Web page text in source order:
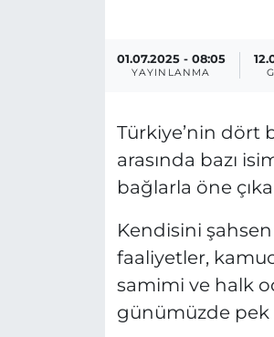
01.07.2025 - 08:05
YAYINLANMA
Türkiye’nin dört
arasında bazı
bağlarla öne
Kendisini
faaliyetler,
samimi ve halk
günümüzde pek